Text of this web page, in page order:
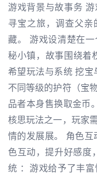
游戏背景与故事务
寻宝之旅，调查父亲
藏。 游戏设清楚在
秘小镇，故事围绕着
希望玩法与系统 挖
不同等级的护符（宝
品者本身售换取金币
核思玩法之一，玩家
情的发展展。 角色互
色互动，提升好感度
统 ：游戏给予了丰